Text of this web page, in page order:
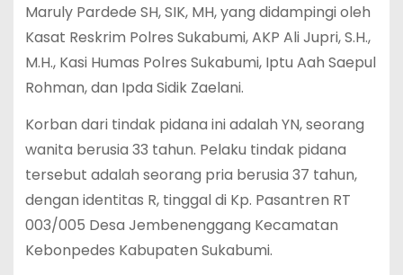
Maruly Pardede SH, SIK, MH, yang didampingi oleh
Kasat Reskrim Polres Sukabumi, AKP Ali Jupri, S.H.,
M.H., Kasi Humas Polres Sukabumi, Iptu Aah Saepul
Rohman, dan Ipda Sidik Zaelani.
Korban dari tindak pidana ini adalah YN, seorang
wanita berusia 33 tahun. Pelaku tindak pidana
tersebut adalah seorang pria berusia 37 tahun,
dengan identitas R, tinggal di Kp. Pasantren RT
003/005 Desa Jembenenggang Kecamatan
Kebonpedes Kabupaten Sukabumi.